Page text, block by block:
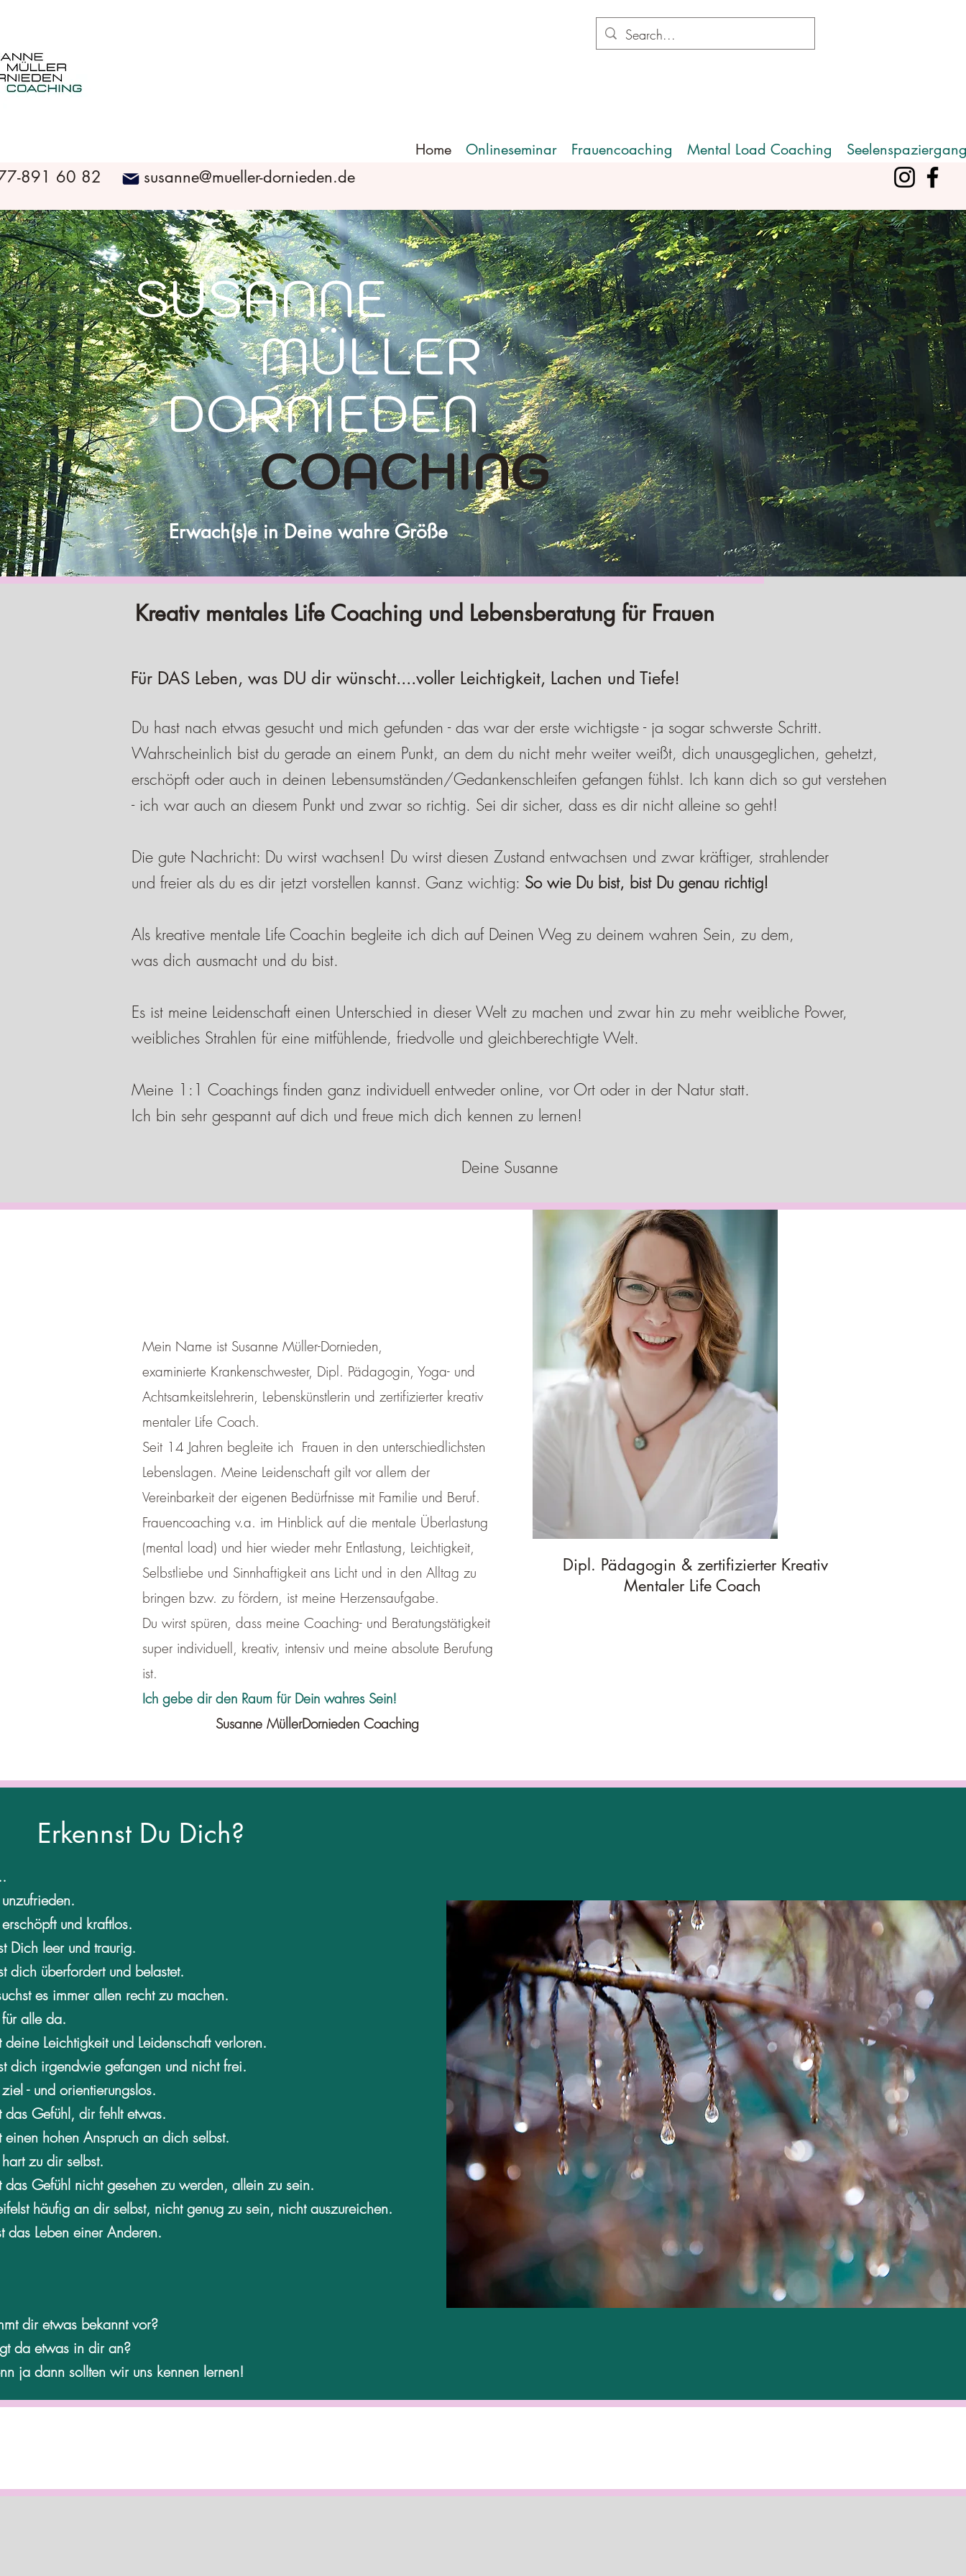
Home Onlineseminar Frauencoaching Mental Load Coaching
891 60 82 susanne@mueller-dornieden.de
SUSANNE
MÜLLER
DORNIEDEN
COACHING
Erwach(s)e in Deine wahre Größe
Kreativ mentales Life Coaching und Lebensberatung für Frauen
Für DAS Leben, was DU dir wünscht....voller Leichtigkeit, Lachen und Tiefe!
Du hast nach etwas gesucht und mich gefunden - das war der erste wichtigste - ja sogar schwerste Schritt.
Wahrscheinlich bist du gerade an einem Punkt, an dem du nicht mehr weiter weißt, dich unausgeglichen, gehetzt,
erschöpft oder auch in deinen Lebensumständen/Gedankenschleifen gefangen fühlst. Ich kann dich so gut verstehen
- ich war auch an diesem Punkt und zwar so richtig. Sei dir sicher, dass es dir nicht alleine so geht!
Die gute Nachricht: Du wirst wachsen! Du wirst diesen Zustand entwachsen und zwar kräftiger, strahlender
und freier als du es dir jetzt vorstellen kannst. Ganz wichtig: So wie Du bist, bist Du genau richtig!
Als kreative mentale Life Coachin begleite ich dich auf Deinen Weg zu deinem wahren Sein, zu dem,
was dich ausmacht und du bist.
Es ist meine Leidenschaft einen Unterschied in dieser Welt zu machen und zwar hin zu mehr weibliche Power,
weibliches Strahlen für eine mitfühlende, friedvolle und gleichberechtigte Welt.
Meine 1:1 Coachings finden ganz individuell entweder online, vor Ort oder in der Natur statt.
Ich bin sehr gespannt auf dich und freue mich dich kennen zu lernen!
Deine Susanne
Mein Name ist Susanne Müller-Dornieden,
examinierte Krankenschwester, Dipl. Pädagogin, Yoga- und
Achtsamkeitslehrerin, Lebenskünstlerin und zertifizierter kreativ
mentaler Life Coach.
Seit 14 Jahren begleite ich Frauen in den unterschiedlichsten
Lebenslagen. Meine Leidenschaft gilt vor allem der
Vereinbarkeit der eigenen Bedürfnisse mit Familie und Beruf.
Frauencoaching v.a. im Hinblick auf die mentale Überlastung
(mental load) und hier wieder mehr Entlastung, Leichtigkeit,
Selbstliebe und Sinnhaftigkeit ans Licht und in den Alltag zu
bringen bzw. zu fördern, ist meine Herzensaufgabe.
Du wirst spüren, dass meine Coaching- und Beratungstätigkeit
super individuell, kreativ, intensiv und meine absolute Berufung
ist.
Ich gebe dir den Raum für Dein wahres Sein!
Susanne MüllerDornieden Coaching
Dipl. Pädagogin & zertifizierter Kreativ
Mentaler Life Coach
Erkennst Du Dich?
und kraftlos.
Dich leer und traurig.
dich überfordert und belastet.
es immer allen recht zu machen.
alle da.
deine Leichtigkeit und Leidenschaft verloren.
dich irgendwie gefangen und nicht frei.
- und orientierungslos.
das Gefühl, dir fehlt etwas.
einen hohen Anspruch an dich selbst.
zu dir selbst.
das Gefühl nicht gesehen zu werden, allein zu sein.
häufig an dir selbst, nicht genug zu sein, nicht auszureichen.
das Leben einer Anderen.
dir etwas bekannt vor?
da etwas in dir an?
ja dann sollten wir uns kennen lernen!